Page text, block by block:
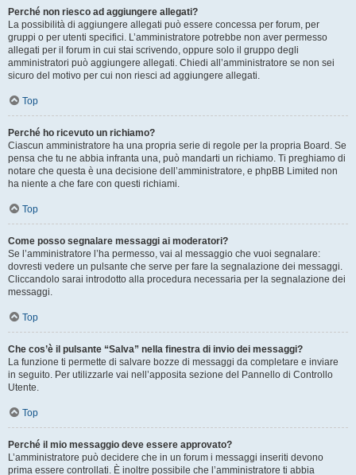
Perché non riesco ad aggiungere allegati?
La possibilità di aggiungere allegati può essere concessa per forum, per
gruppi o per utenti specifici. L’amministratore potrebbe non aver permesso
allegati per il forum in cui stai scrivendo, oppure solo il gruppo degli
amministratori può aggiungere allegati. Chiedi all’amministratore se non sei
sicuro del motivo per cui non riesci ad aggiungere allegati.
Top
Perché ho ricevuto un richiamo?
Ciascun amministratore ha una propria serie di regole per la propria Board. Se
pensa che tu ne abbia infranta una, può mandarti un richiamo. Ti preghiamo di
notare che questa è una decisione dell’amministratore, e phpBB Limited non
ha niente a che fare con questi richiami.
Top
Come posso segnalare messaggi ai moderatori?
Se l’amministratore l’ha permesso, vai al messaggio che vuoi segnalare:
dovresti vedere un pulsante che serve per fare la segnalazione dei messaggi.
Cliccandolo sarai introdotto alla procedura necessaria per la segnalazione dei
messaggi.
Top
Che cos’è il pulsante “Salva” nella finestra di invio dei messaggi?
La funzione ti permette di salvare bozze di messaggi da completare e inviare
in seguito. Per utilizzarle vai nell’apposita sezione del Pannello di Controllo
Utente.
Top
Perché il mio messaggio deve essere approvato?
L’amministratore può decidere che in un forum i messaggi inseriti devono
prima essere controllati. È inoltre possibile che l’amministratore ti abbia